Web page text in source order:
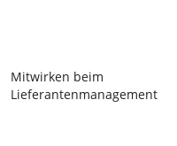
Mitwirken beim
Lieferantenmanagement